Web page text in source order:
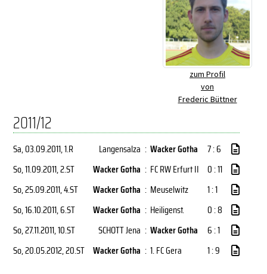
zum Profil
von
Frederic Büttner
2011/12
Sa, 03.09.2011, 1.R Langensalza : Wacker Gotha
7 : 6
So, 11.09.2011, 2.ST Wacker Gotha : FC RW Erfurt II 0 : 11
So, 25.09.2011, 4.ST Wacker Gotha : Meuselwitz
1 : 1
So, 16.10.2011, 6.ST Wacker Gotha : Heiligenst.
0 : 8
So, 27.11.2011, 10.ST SCHOTT Jena : Wacker Gotha
6 : 1
So, 20.05.2012, 20.ST Wacker Gotha : 1. FC Gera 1 : 9